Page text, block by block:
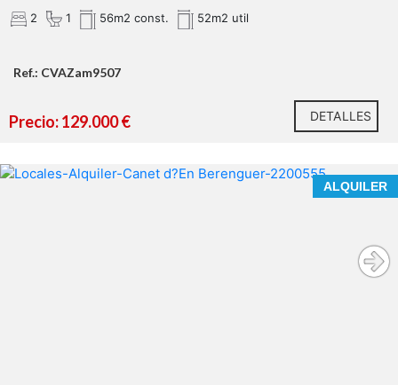
2 1 56m2 const. 52m2 util
Ref.: CVAZam9507
Precio: 129.000 € DETALLES
ALQUILER
**ESPACIO UNICO Y EXCLUSIVO PARA GRANDES
EMPRENDEDORES EN CANET D'EN BERENGUER
concepto diferencial que tenga recorrido y